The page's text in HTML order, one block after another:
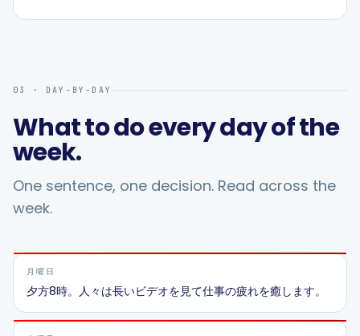
03 · DAY-BY-DAY
What to do every day of the
week.
One sentence, one decision. Read across the
week.
月曜日
夕方8時。人々は長いビデオを見て仕事の疲れを癒します。